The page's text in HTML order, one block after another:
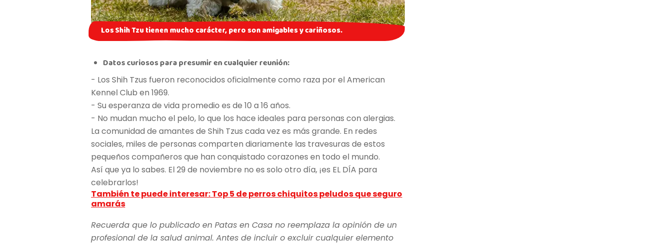
Los Shih Tzu tienen mucho carácter, pero son amigables y cariñosos.
Datos curiosos para presumir en cualquier reunión:
- Los Shih Tzus fueron reconocidos oficialmente como raza por el American
Kennel Club en 1969.
- Su esperanza de vida promedio es de 10 a 16 años.
- No mudan mucho el pelo, lo que los hace ideales para personas con alergias.
La comunidad de amantes de Shih Tzus cada vez es más grande. En redes
sociales, miles de personas comparten diariamente las travesuras de estos
pequeños compañeros que han conquistado corazones en todo el mundo.
Así que ya lo sabes. El 29 de noviembre no es solo otro día, ¡es EL DÍA para
celebrarlos!
También te puede interesar: Top 5 de perros chiquitos peludos que seguro
amarás
Recuerda que lo publicado en Patas en Casa no reemplaza la opinión de un
profesional de la salud animal. Antes de incluir o excluir cualquier elemento